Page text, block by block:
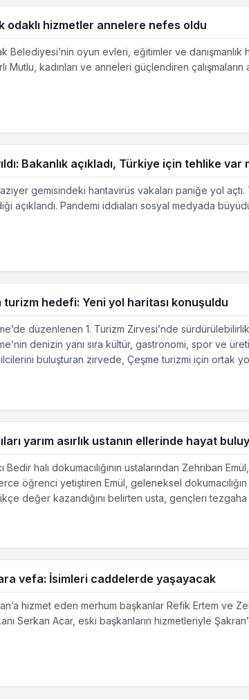
odaklı hizmetler annelere nefes oldu
Belediyesi’nin oyun evleri, eğitimler ve
Mutlu, kadınları ve anneleri güçlendiren
Bakanlık açıkladı, Türkiye için tehlike var
gemisindeki hantavirüs vakaları paniğe yol açtı.
açıklandı. Pandemi iddiaları sosyal medyada
hedefi: Yeni yol haritası konuşuldu
düzenlenen 1. Turizm Zirvesi’nde
denizin yanı sıra kültür, gastronomi, spor ve
buluşturan zirvede, Çeşme turizmi için ortak
yarım asırlık ustanın ellerinde hayat
Bedir halı dokumacılığının ustalarından Zehriban
öğrenci yetiştiren Emül, geleneksel dokumacılığın
değer kazandığını belirten usta, gençleri tezgaha
vefa: İsimleri caddelerde yaşayacak
hizmet eden merhum başkanlar Refik Ertem ve
Serkan Acar, eski başkanların hizmetleriyle